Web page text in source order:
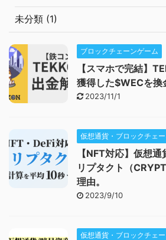
未分類 (1)
ブロックチェーンゲーム
【スマホで完結】
獲得した$WECを換
2023/11/1
仮想通貨・ブロックチェ
【NFT対応】仮想
リプタクト（
理由。
2023/9/10
仮想通貨・ブロックチェ